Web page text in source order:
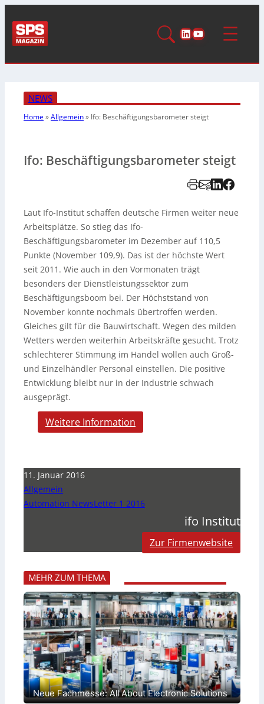
LinkedIn
YouTube
NEWS
Home»Allgemein» Ifo: Beschäftigungsbarometer steigt
Ifo: Beschäftigungsbarometer steigt
Laut Ifo-Institut schaffen deutsche Firmen weiter neue
Arbeitsplätze. So stieg das Ifo-
Beschäftigungsbarometer im Dezember auf 110,5
Punkte (November 109,9). Das ist der höchste Wert
seit 2011. Wie auch in den Vormonaten trägt
besonders der Dienstleistungssektor zum
Beschäftigungsboom bei. Der Höchststand von
November konnte nochmals übertroffen werden.
Gleiches gilt für die Bauwirtschaft. Wegen des milden
Wetters werden weiterhin Arbeitskräfte gesucht. Trotz
schlechterer Stimmung im Handel wollen auch Groß-
und Einzelhändler Personal einstellen. Die positive
Entwicklung bleibt nur in der Industrie schwach
ausgeprägt.
Weitere Information
11. Januar 2016
Allgemein
Automation NewsLetter 1 2016
ifo Institut
Zur Firmenwebsite
MEHR ZUM THEMA
Neue Fachmesse: All About Electronic Solutions